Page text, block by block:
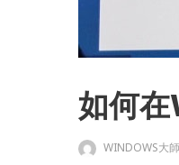
如何
WINDOWS大師